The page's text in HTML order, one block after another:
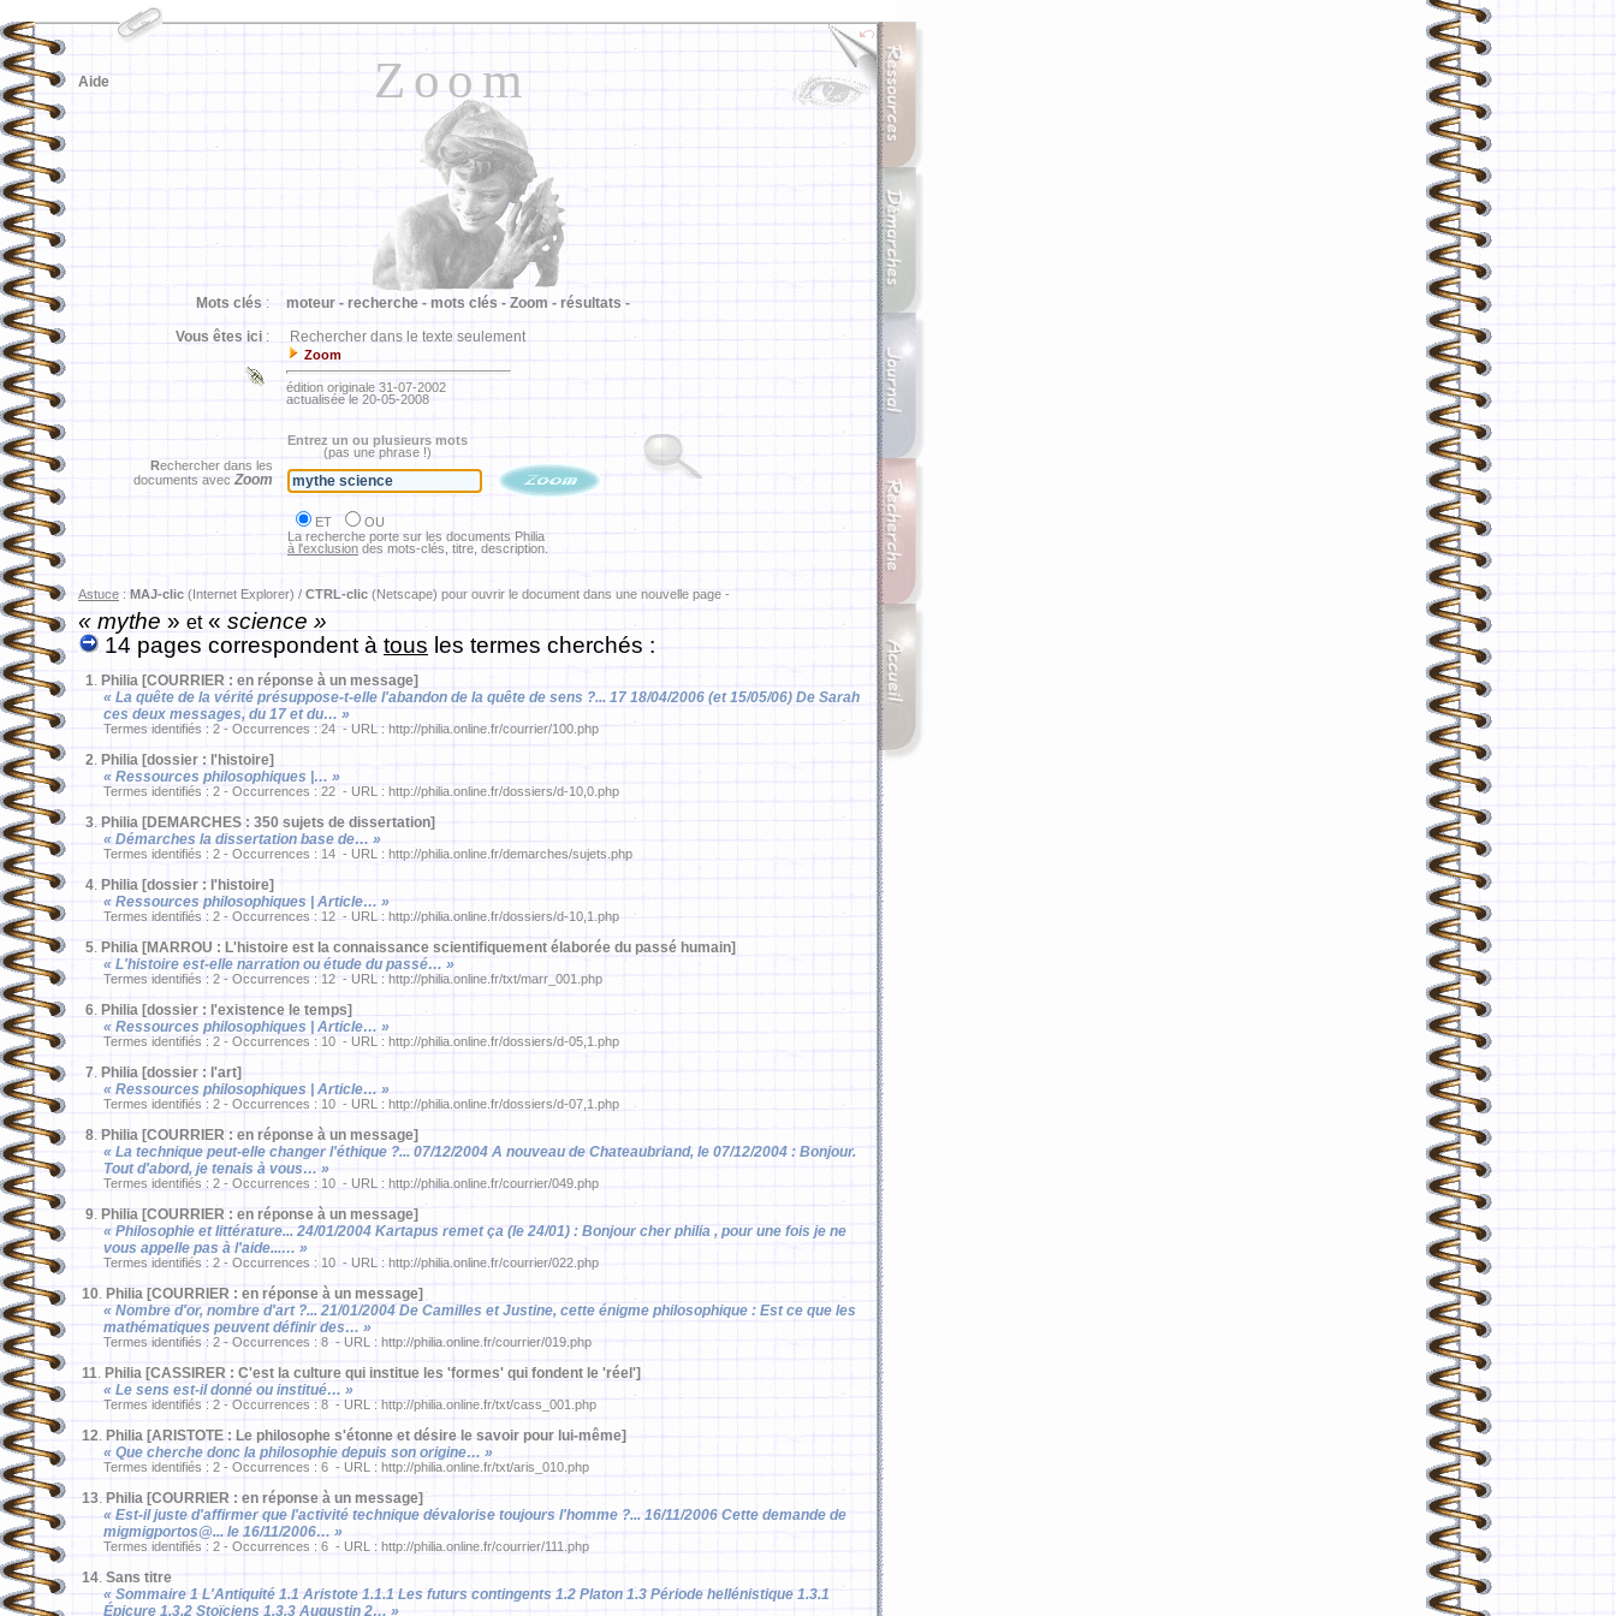
Zoom
Aide
Mots clés : moteur - recherche - mots clés - Zoom - résultats -
Vous êtes ici : Rechercher dans le texte seulement
Zoom
édition originale 31-07-2002
actualisée le 20-05-2008
Rechercher dans les
documents avec Zoom
Entrez un ou plusieurs mots
(pas une phrase !)
ET
OU
La recherche porte sur les documents Philia
à l'exclusion des mots-clés, titre, description.
Astuce : MAJ-clic (Internet Explorer) / CTRL-clic (Netscape) pour ouvrir le document dans une nouvelle page -
« mythe » et« science »
14 pages correspondent à tous les termes cherchés :
1. Philia [COURRIER : en réponse à un message]
« La quête de la vérité présuppose-t-elle l'abandon de la quête de sens ?... 17 18/04/2006 (et 15/05/06) De Sarah
ces deux messages, du 17 et du… »
Termes identifiés : 2 - Occurrences : 24 - URL : http://philia.online.fr/courrier/100.php
2. Philia [dossier : l'histoire]
« Ressources philosophiques |… »
Termes identifiés : 2 - Occurrences : 22 - URL : http://philia.online.fr/dossiers/d-10,0.php
3. Philia [DEMARCHES : 350 sujets de dissertation]
« Démarches la dissertation base de… »
Termes identifiés : 2 - Occurrences : 14 - URL : http://philia.online.fr/demarches/sujets.php
4. Philia [dossier : l'histoire]
« Ressources philosophiques | Article… »
Termes identifiés : 2 - Occurrences : 12 - URL : http://philia.online.fr/dossiers/d-10,1.php
5. Philia [MARROU : L'histoire est la connaissance scientifiquement élaborée du passé humain]
« L'histoire est-elle narration ou étude du passé… »
Termes identifiés : 2 - Occurrences : 12 - URL : http://philia.online.fr/txt/marr_001.php
6. Philia [dossier : l'existence le temps]
« Ressources philosophiques | Article… »
Termes identifiés : 2 - Occurrences : 10 - URL : http://philia.online.fr/dossiers/d-05,1.php
7. Philia [dossier : l'art]
« Ressources philosophiques | Article… »
Termes identifiés : 2 - Occurrences : 10 - URL : http://philia.online.fr/dossiers/d-07,1.php
8. Philia [COURRIER : en réponse à un message]
« La technique peut-elle changer l'éthique ?... 07/12/2004 A nouveau de Chateaubriand, le 07/12/2004 : Bonjour.
Tout d'abord, je tenais à vous… »
Termes identifiés : 2 - Occurrences : 10 - URL : http://philia.online.fr/courrier/049.php
9. Philia [COURRIER : en réponse à un message]
« Philosophie et littérature... 24/01/2004 Kartapus remet ça (le 24/01) : Bonjour cher philia , pour une fois je ne
vous appelle pas à l'aide...… »
Termes identifiés : 2 - Occurrences : 10 - URL : http://philia.online.fr/courrier/022.php
10. Philia [COURRIER : en réponse à un message]
« Nombre d'or, nombre d'art ?... 21/01/2004 De Camilles et Justine, cette énigme philosophique : Est ce que les
mathématiques peuvent définir des… »
Termes identifiés : 2 - Occurrences : 8 - URL : http://philia.online.fr/courrier/019.php
11. Philia [CASSIRER : C'est la culture qui institue les 'formes' qui fondent le 'réel']
« Le sens est-il donné ou institué… »
Termes identifiés : 2 - Occurrences : 8 - URL : http://philia.online.fr/txt/cass_001.php
12. Philia [ARISTOTE : Le philosophe s'étonne et désire le savoir pour lui-même]
« Que cherche donc la philosophie depuis son origine… »
Termes identifiés : 2 - Occurrences : 6 - URL : http://philia.online.fr/txt/aris_010.php
13. Philia [COURRIER : en réponse à un message]
« Est-il juste d'affirmer que l'activité technique dévalorise toujours l'homme ?... 16/11/2006 Cette demande de
migmigportos@... le 16/11/2006… »
Termes identifiés : 2 - Occurrences : 6 - URL : http://philia.online.fr/courrier/111.php
14. Sans titre
« Sommaire 1 L'Antiquité 1.1 Aristote 1.1.1 Les futurs contingents 1.2 Platon 1.3 Période hellénistique 1.3.1
Épicure 1.3.2 Stoïciens 1.3.3 Augustin 2… »